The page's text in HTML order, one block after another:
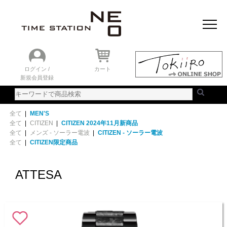
ログイン /
新規会員登録
カート
全て | MEN'S
全て | CITIZEN | CITIZEN 2024年11月新商品
全て | メンズ - ソーラー電波 | CITIZEN - ソーラー電波
全て | CITIZEN限定商品
ATTESA
おすすめアイテム
ニュース＆トピック
時計を探す
ランキング
ご利用ガイド